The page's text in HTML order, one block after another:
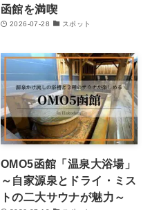
函館を満喫
2026-07-28 スポット
OMO5函館「温泉大浴場」
～自家源泉とドライ・ミス
トの二大サウナが魅力～